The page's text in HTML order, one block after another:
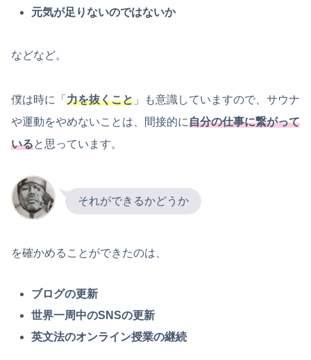
元気が足りないのではないか
などなど。
僕は時に「 力を抜くこと 」も意識していますので、サウナ
や運動をやめないことは、間接的に自分の仕事に繋がって
いると思っています。
それができるかどうか
を確かめることができたのは、
ブログの更新
世界一周中のSNSの更新
英文法のオンライン授業の継続